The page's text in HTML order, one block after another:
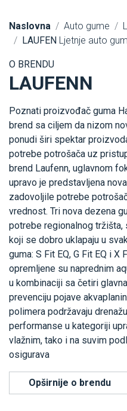
Naslovna Auto gume
LAUFEN Ljetnje auto
O BRENDU
LAUFENN
Poznati proizvođač guma
brend sa ciljem da nizom
ponudi širi spektar
potrebe potrošača uz
brend Laufenn, uglavnom
upravo je predstavljena
zadovoljile potrebe
vrednost. Tri nova dezena
potrebe regionalnog tržišta,
koji se dobro uklapaju u
guma: S Fit EQ, G Fit EQ i X
opremljene su naprednim
u kombinaciji sa četiri
prevenciju pojave
polimera podržavaju
performanse u kategoriji
vlažnim, tako i na suvim
osigurava
Opširnije o brendu